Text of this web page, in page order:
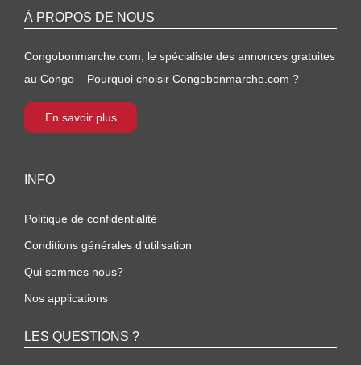
À PROPOS DE NOUS
Congobonmarche.com, le spécialiste des annonces gratuites
au Congo – Pourquoi choisir Congobonmarche.com ?
En savoir plus
INFO
Politique de confidentialité
Conditions générales d’utilisation
Qui sommes nous?
Nos applications
LES QUESTIONS ?